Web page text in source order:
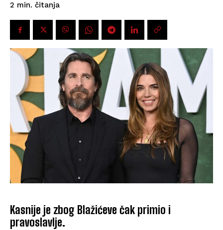
2 min. čitanja
Kasnije je zbog Blažićeve čak primio i
pravoslavlje.